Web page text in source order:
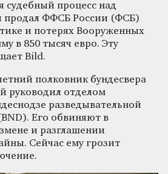
судебный процесс над
ФФСБ России (ФСБ)
и потерях Вооруженных
в 850 тысяч евро. Эту
Bild.
полковник бундесвера
руководил отделом
разведывательной
Его обвиняют в
и разглашении
Сейчас ему грозит